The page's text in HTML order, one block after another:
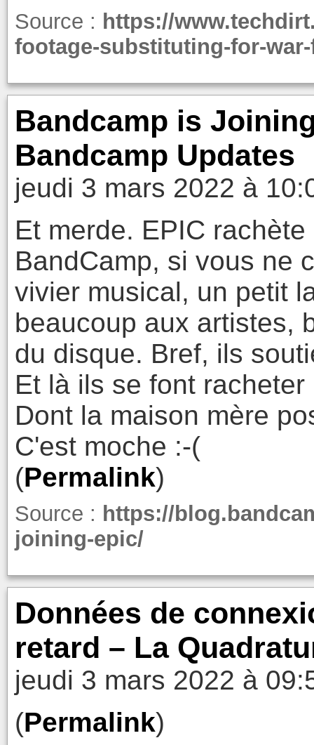
Source : https://
footage-substituting-for-
Bandcamp is
Bandcamp Updates
jeudi 3 mars 2022 à
Et merde. EPIC
BandCamp, si vous ne
vivier musical, un petit
beaucoup aux artistes,
du disque. Bref, ils
Et là ils se font
Dont la maison mère
C'est moche :-(
(Permalink)
Source : https://
joining-epic/
Données de
retard – La
jeudi 3 mars 2022 à
(Permalink)